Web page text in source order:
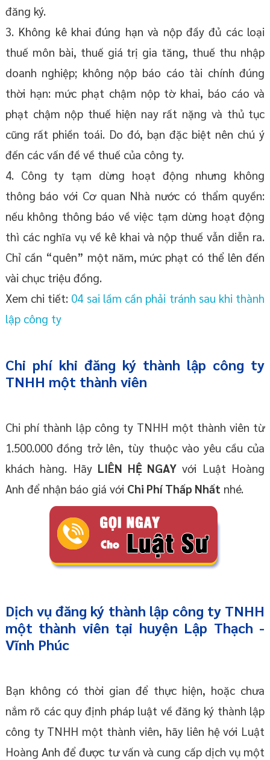
đăng ký.
3. Không kê khai đúng hạn và nộp đầy đủ các loại
thuế môn bài, thuế giá trị gia tăng, thuế thu nhập
doanh nghiệp; không nộp báo cáo tài chính đúng
thời hạn: mức phạt chậm nộp tờ khai, báo cáo và
phạt chậm nộp thuế hiện nay rất nặng và thủ tục
cũng rất phiền toái. Do đó, bạn đặc biệt nên chú ý
đến các vấn đề về thuế của công ty.
4. Công ty tạm dừng hoạt động nhưng không
thông báo với Cơ quan Nhà nước có thẩm quyền:
nếu không thông báo về việc tạm dừng hoạt động
thì các nghĩa vụ về kê khai và nộp thuế vẫn diễn ra.
Chỉ cần “quên” một năm, mức phạt có thể lên đến
vài chục triệu đồng.
Xem chi tiết: 04 sai lầm cần phải tránh sau khi thành
lập công ty
Chi phí khi đăng ký thành lập công ty
TNHH một thành viên
Chi phí thành lập công ty TNHH một thành viên từ
1.500.000 đồng trở lên, tùy thuộc vào yêu cầu của
khách hàng. Hãy LIÊN HỆ NGAYvới Luật Hoàng
Anh để nhận báo giá với Chi Phí Thấp Nhất nhé.
Dịch vụ đăng ký thành lập công ty TNHH
một thành viên tại huyện Lập Thạch -
Vĩnh Phúc
Bạn không có thời gian để thực hiện, hoặc chưa
nắm rõ các quy định pháp luật về đăng ký thành lập
công ty TNHH một thành viên, hãy liên hệ với Luật
Hoàng Anh để được tư vấn và cung cấp dịch vụ một